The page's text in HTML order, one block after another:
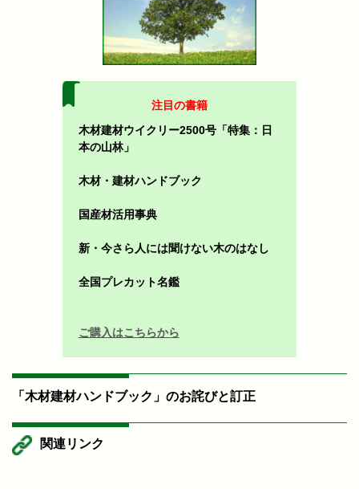
注目の書籍
木材建材ウイクリー2500号「特集：日
本の山林」
木材・建材ハンドブック
国産材活用事典
新・今さら人には聞けない木のはなし
全国プレカット名鑑
ご購入はこちらから
「木材建材ハンドブック」のお詫びと訂正
関連リンク